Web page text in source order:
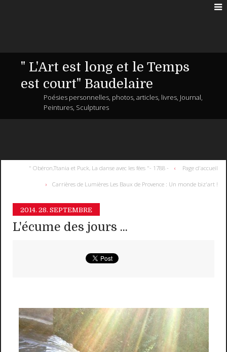
" L'Art est long et le Temps
est court" Baudelaire
Poésies personnelles, photos, articles, livres, Journal,
Peintures, Sculptures
" Obéron,Ttania et Puck, La danse avec les fées "- 1788 - Page d'accueil
Carrières de Lumières Les Baux de Provence : Un monde biz'art !
2014. 28. SEPTEMBRE
L'écume des jours ...